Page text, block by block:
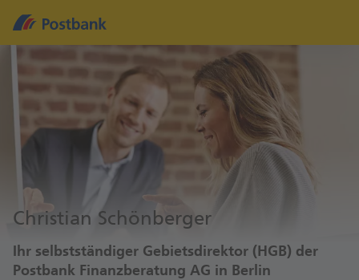
Christian Schönberger
Ihr selbstständiger Gebietsdirektor (HGB) der
Postbank Finanzberatung AG in Berlin